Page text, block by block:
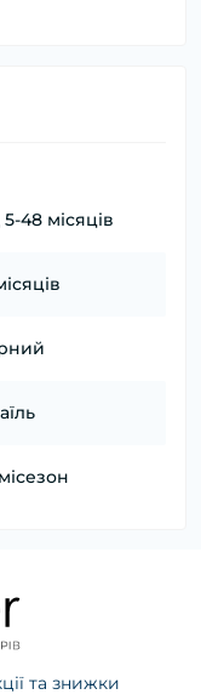
5-48 місяців
та знижки